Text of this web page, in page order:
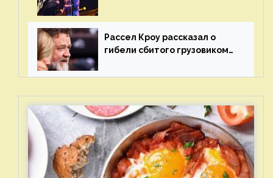
отцов»
Рассел Кроу рассказал о
гибели сбитого грузовиком